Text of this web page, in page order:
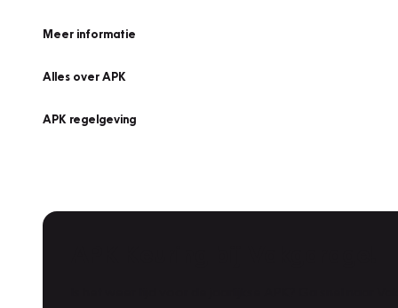
Meer informatie
Alles over APK
APK regelgeving